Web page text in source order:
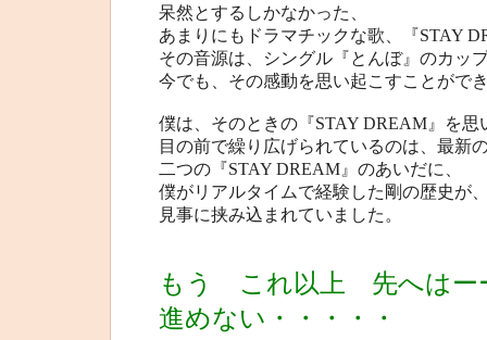
呆然とするしかなかった、
あまりにもドラマチックな歌、『STAY
その音源は、シングル『とんぼ』のカッ
今でも、その感動を思い起こすことがで
僕は、そのときの『STAY DREAM』を思
目の前で繰り広げられているのは、最新
二つの『STAY DREAM』のあいだに、
僕がリアルタイムで経験した剛の歴史が
見事に挟み込まれていました。
もう これ以上 先へはー
進めない・・・・・